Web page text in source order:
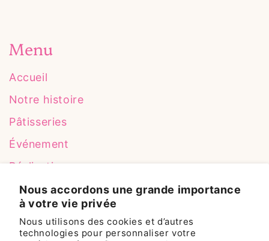
Nous accordons une grande importance
à votre vie privée
Nous utilisons des cookies et d’autres
technologies pour personnaliser votre
Menu
Accueil
Notre histoire
Pâtisseries
Événement
Réalisations
Contact